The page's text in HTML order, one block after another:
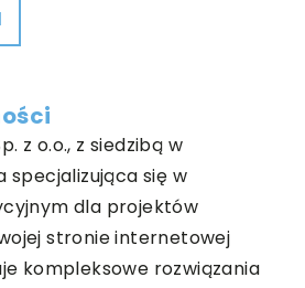
z o.o., z siedzibą w
specjalizująca się w
dla projektów
stronie internetowej
kompleksowe rozwiązania